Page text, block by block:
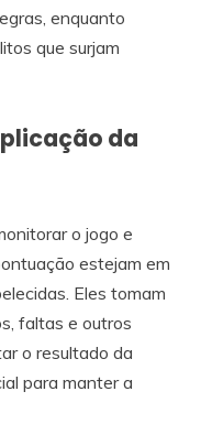
enquanto
que surjam
da
o jogo e
estejam em
Eles tomam
faltas e outros
o resultado da
para manter a